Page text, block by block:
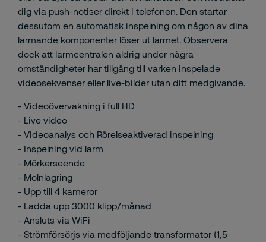
dig via push-notiser direkt i telefonen. Den startar
dessutom en automatisk inspelning om någon av dina
larmande komponenter löser ut larmet. Observera
dock att larmcentralen aldrig under några
omständigheter har tillgång till varken inspelade
videosekvenser eller live-bilder utan ditt medgivande.
- Videoövervakning i full HD
- Live video
- Videoanalys och Rörelseaktiverad inspelning
- Inspelning vid larm
- Mörkerseende
- Molnlagring
- Upp till 4 kameror
- Ladda upp 3000 klipp/månad
- Ansluts via WiFi
- Strömförsörjs via medföljande transformator (1,5